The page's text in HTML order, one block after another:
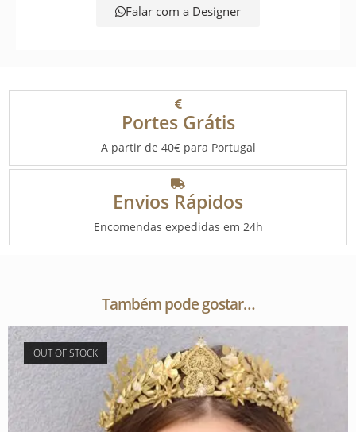
Falar com a Designer
Portes Grátis
A partir de 40€ para Portugal
Envios Rápidos
Encomendas expedidas em 24h
Também pode gostar…
OUT OF STOCK